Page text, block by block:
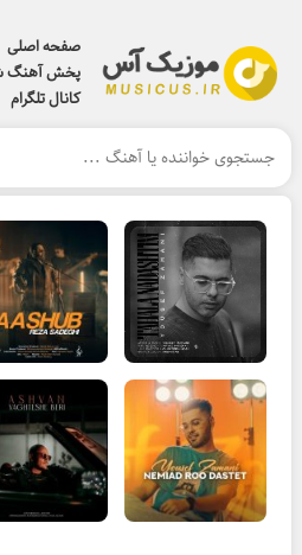
صفحه اصلی
پخش آهنگ
کانال تلگرام